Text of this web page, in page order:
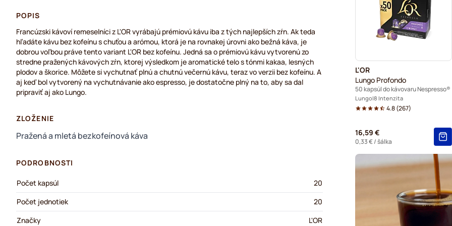
Príslušenstvo na Nespresso®
Odvápňovanie a údržba
Segafredo – kávové
Café René – kávové
Gevalia – kávové kapsuly
Belmio – kávové kapsuly do
Friele – kávové kapsuly do
L'OR
Lungo Profondo
50 kapsúl do kávovaru Nespresso®
Lungo 8 Intenzita
4.8(267)
16,59 €
0,33 €/ šálka
POPIS
Francúzski kávoví remeselníci z L'OR vyrábajú prémiovú kávu iba z tých najlepších zŕn. Ak teda
hľadáte kávu bez kofeínu s chuťou a arómou, ktorá je na rovnakej úrovni ako bežná káva, je
dobrou voľbou práve tento variant L'OR bez kofeínu. Jedná sa o prémiovú kávu vytvorenú zo
stredne pražených kávových zŕn, ktorej výsledkom je aromatické telo s tónmi kakaa, lesných
plodov a škorice. Môžete si vychutnať plnú a chutnú večernú kávu, teraz vo verzii bez kofeínu. A
aj keď bol vytvorený na vychutnávanie ako espresso, je dostatočne plný na to, aby sa dal
pripraviť aj ako Lungo.
ZLOŽENIE
Pražená a mletá bezkofeínová káva
PODROBNOSTI
Počet kapsúl
20
Počet jednotiek
20
Značky
L'OR